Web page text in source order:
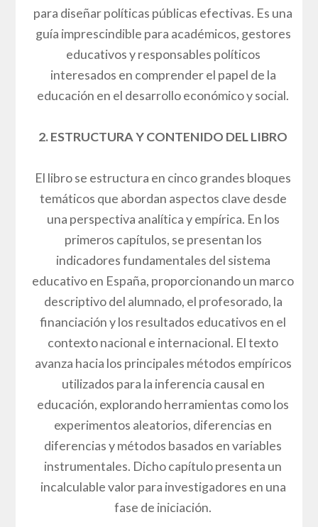
para diseñar políticas públicas efectivas. Es una
guía imprescindible para académicos, gestores
educativos y responsables políticos
interesados en comprender el papel de la
educación en el desarrollo económico y social.
2. ESTRUCTURA Y CONTENIDO DEL LIBRO
El libro se estructura en cinco grandes bloques
temáticos que abordan aspectos clave desde
una perspectiva analítica y empírica. En los
primeros capítulos, se presentan los
indicadores fundamentales del sistema
educativo en España, proporcionando un marco
descriptivo del alumnado, el profesorado, la
financiación y los resultados educativos en el
contexto nacional e internacional. El texto
avanza hacia los principales métodos empíricos
utilizados para la inferencia causal en
educación, explorando herramientas como los
experimentos aleatorios, diferencias en
diferencias y métodos basados en variables
instrumentales. Dicho capítulo presenta un
incalculable valor para investigadores en una
fase de iniciación.